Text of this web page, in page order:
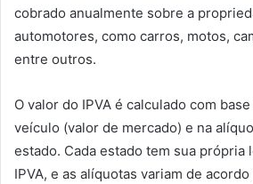
cobrado anualmente sobre a
automotores, como carros, motos,
entre outros.
O valor do IPVA é calculado com
veículo (valor de mercado) e na
estado. Cada estado tem sua própria
IPVA, e as alíquotas variam de